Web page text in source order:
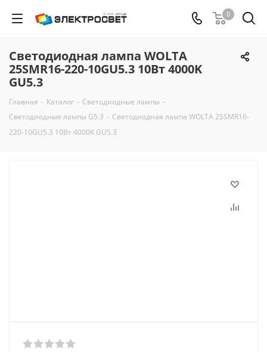
0
Светодиодная лампа WOLTA
25SMR16-220-10GU5.3 10Вт 4000K
GU5.3
Главная - Каталог - Светодиодные лампы -
Светодиодные лампы G5.3 - Светодиодная лампа WOLTA 25SMR16-
220-10GU5.3 10Вт 4000K GU5.3